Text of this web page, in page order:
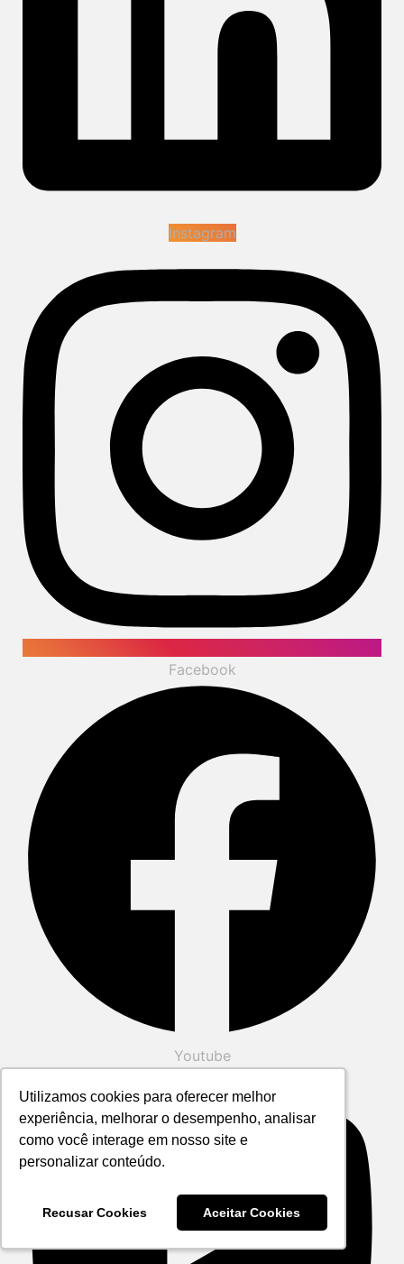
Utilizamos cookies para oferecer melhor
experiência, melhorar o desempenho, analisar
como você interage em nosso site e
personalizar conteúdo.
Recusar Cookies Aceitar Cookies
Utilizamos cookies para oferecer melhor
experiência, melhorar o desempenho, analisar
como você interage em nosso site e
personalizar conteúdo.
Recusar Cookies Aceitar Cookies
Instagram
Facebook
Youtube